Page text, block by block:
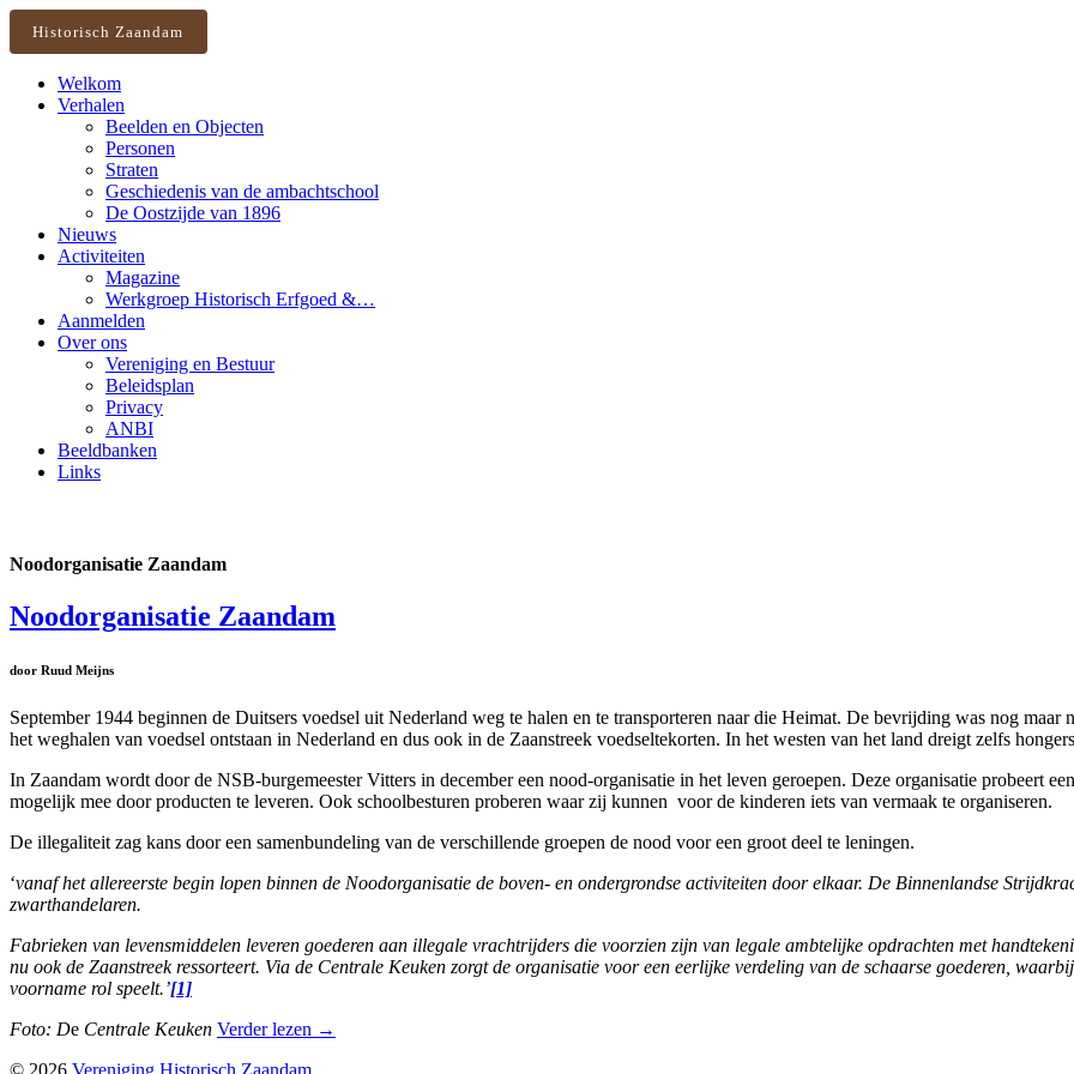
Historisch Zaandam
Welkom
Verhalen
Beelden en Objecten
Personen
Straten
Geschiedenis van de ambachtschool
De Oostzijde van 1896
Nieuws
Activiteiten
Magazine
Werkgroep Historisch Erfgoed &…
Aanmelden
Over ons
Vereniging en Bestuur
Beleidsplan
Privacy
ANBI
Beeldbanken
Links
Noodorganisatie Zaandam
Noodorganisatie Zaandam
door Ruud Meijns
September 1944 beginnen de Duitsers voedsel uit Nederland weg te halen en te transporteren naar die Heimat. De bevrijding was nog
het weghalen van voedsel ontstaan in Nederland en dus ook in de Zaanstreek voedseltekorten. In het westen van het land dreigt zelfs
In Zaandam wordt door de NSB-burgemeester Vitters in december een nood-organisatie in het leven geroepen. Deze organisatie probeert
mogelijk mee door producten te leveren. Ook schoolbesturen proberen waar zij kunnen voor de kinderen iets van vermaak te organiseren.
De illegaliteit zag kans door een samenbundeling van de verschillende groepen de nood voor een groot deel te leningen.
‘vanaf het allereerste begin lopen binnen de Noodorganisatie de boven- en ondergrondse activiteiten door elkaar. De Binnenlandse
zwarthandelaren.
Fabrieken van levensmiddelen leveren goederen aan illegale vrachtrijders die voorzien zijn van legale ambtelijke opdrachten met
nu ook de Zaanstreek ressorteert. Via de Centrale Keuken zorgt de organisatie voor een eerlijke verdeling van de schaarse goederen,
voorname rol speelt.’[1]
Foto: De Centrale Keuken Verder lezen →
© 2026 Vereniging Historisch Zaandam